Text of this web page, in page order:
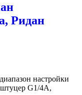
Ридан